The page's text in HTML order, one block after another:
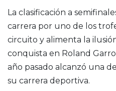
La clasificación a
carrera por uno de los
circuito y alimenta la
conquista en Roland
año pasado alcanzó una
su carrera deportiva.